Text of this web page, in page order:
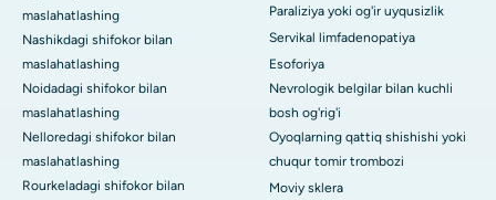
maslahatlashing
Nashikdagi shifokor bilan
maslahatlashing
Noidadagi shifokor bilan
maslahatlashing
Nelloredagi shifokor bilan
maslahatlashing
Rourkeladagi shifokor bilan
Paraliziya yoki og'ir uyqusizlik
Servikal limfadenopatiya
Esoforiya
Nevrologik belgilar bilan kuchli
bosh og'rig'i
Oyoqlarning qattiq shishishi yoki
chuqur tomir trombozi
Moviy sklera